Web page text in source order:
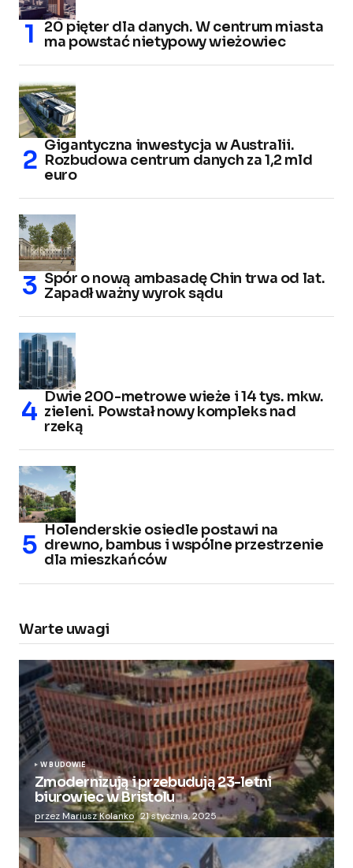
20 pięter dla danych. W centrum miasta
ma powstać nietypowy wieżowiec
Gigantyczna inwestycja w Australii.
Rozbudowa centrum danych za 1,2 mld
euro
Spór o nową ambasadę Chin trwa od lat.
Zapadł ważny wyrok sądu
Dwie 200-metrowe wieże i 14 tys. mkw.
zieleni. Powstał nowy kompleks nad
rzeką
Holenderskie osiedle postawi na
drewno, bambus i wspólne przestrzenie
dla mieszkańców
Warte uwagi
W BUDOWIE
Zmodernizują i przebudują 23-letni
biurowiec w Bristolu
przez Mariusz Kolanko 21 stycznia, 2025